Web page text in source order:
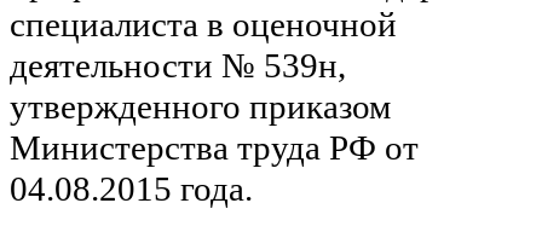
специалиста в оценочной
деятельности № 539н,
утвержденного приказом
Министерства труда РФ от
04.08.2015 года.